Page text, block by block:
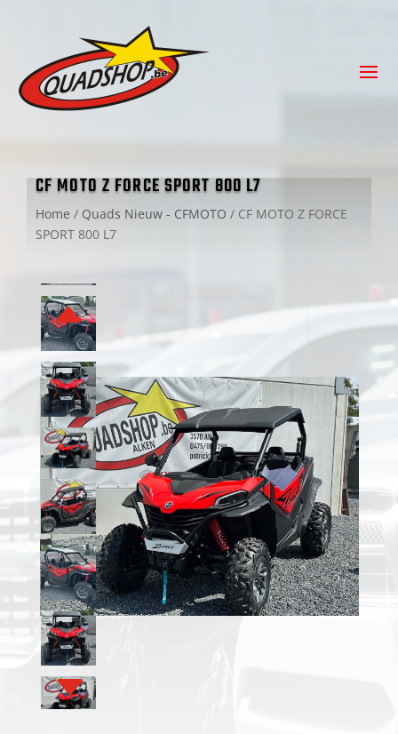
CF MOTO Z FORCE SPORT 800 L7
Home / Quads Nieuw - CFMOTO / CF MOTO Z FORCE
SPORT 800 L7